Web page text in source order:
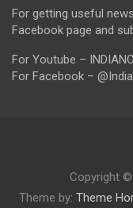
For getting useful
Facebook page and
For Youtube –
For Facebook –
Copyright
Theme by: Theme